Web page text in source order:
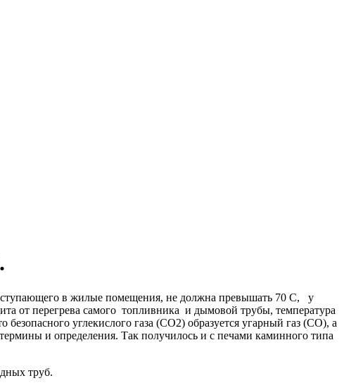
в жилые помещения, не должна превышать 70 С, у
от перегрева самого топливника и дымовой трубы, температура
углекислого газа (СО2) образуется угарный газ (СО), а
и определения. Так получилось и с печами каминного типа
труб.